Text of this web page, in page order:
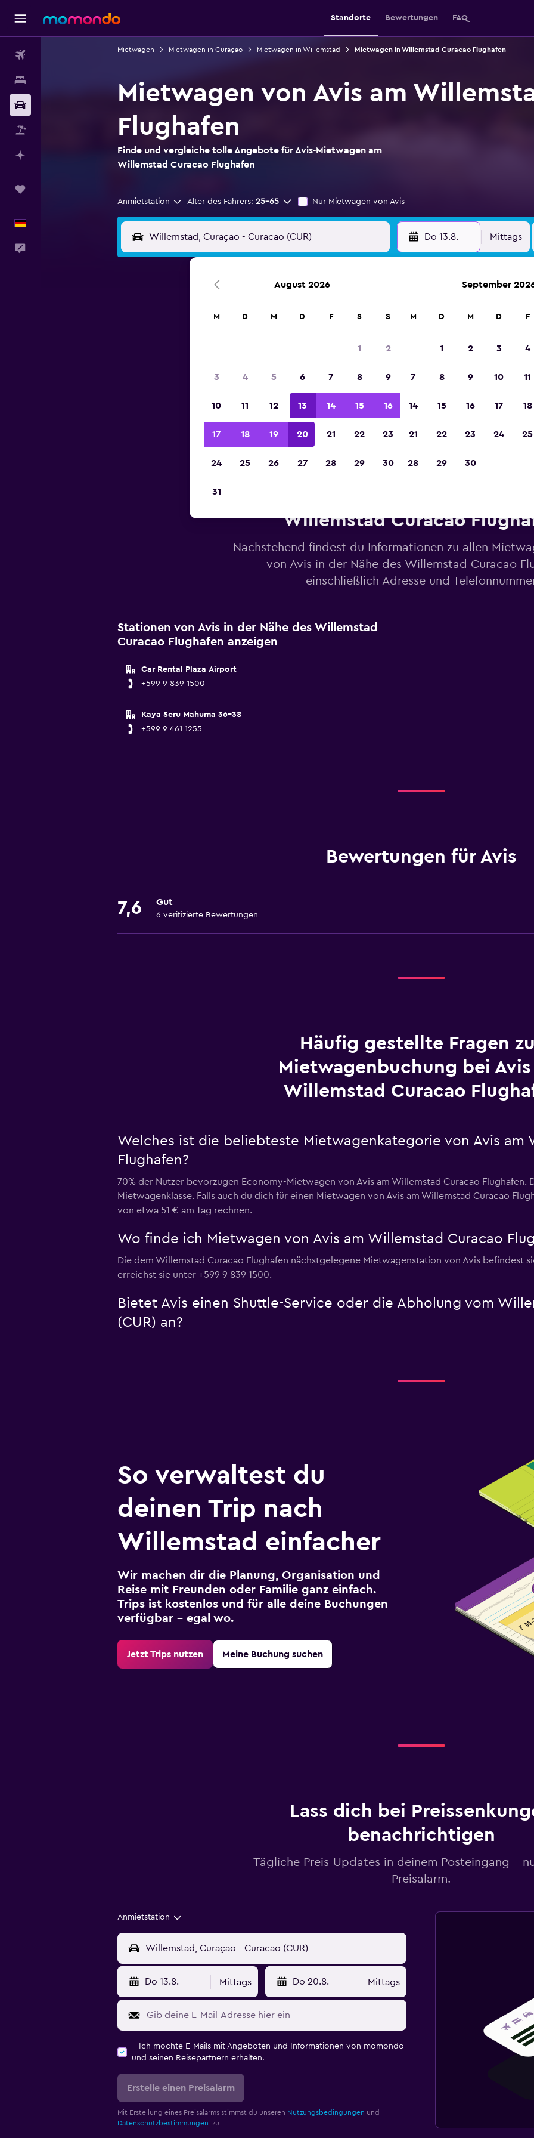
Standorte Bewertungen FAQ
Mietwagen Mietwagen in Curaçao Mietwagen in Willemstad Mietwagen in Willemstad Curacao Flughafen
Mietwagen von Avis am
Flughafen
Finde und vergleiche tolle Angebote für Avis-Mietwagen am
Willemstad Curacao Flughafen
Anmietstation Alter des Fahrers: 25-65 Nur Mietwagen von Avis
Do 13.8. Mittags
Sieger 2023 gekürt
Willemstad Curacao
Nachstehend findest du Informationen zu allen
von Avis in der Nähe des Willemstad Curacao
einschließlich Adresse und
Stationen von Avis in der Nähe des Willemstad
Curacao Flughafen anzeigen
Car Rental Plaza Airport
+599 9 839 1500
Kaya Seru Mahuma 36-38
+599 9 461 1255
Bewertungen für Avis
7,6 Gut
6 verifizierte Bewertungen
Häufig gestellte Fragen
Mietwagenbuchung bei Avis
Willemstad Curacao
Welches ist die beliebteste Mietwagenkategorie von Avis am
Flughafen?
70% der Nutzer bevorzugen Economy-Mietwagen von Avis am Willemstad Curacao Flughafen.
Mietwagenklasse. Falls auch du dich für einen Mietwagen von Avis am Willemstad Curacao
von etwa 51 € am Tag rechnen.
Wo finde ich Mietwagen von Avis am Willemstad Curacao
Die dem Willemstad Curacao Flughafen nächstgelegene Mietwagenstation von Avis befindest
erreichst sie unter +599 9 839 1500.
Bietet Avis einen Shuttle-Service oder die Abholung vom
(CUR) an?
So verwaltest du
deinen Trip nach
Willemstad einfacher
Wir machen dir die Planung, Organisation und
Reise mit Freunden oder Familie ganz einfach.
Trips ist kostenlos und für alle deine Buchungen
verfügbar – egal wo.
Jetzt Trips nutzen Meine Buchung suchen
Lass dich bei
benachrichtigen
Tägliche Preis-Updates in deinem Posteingang –
Preisalarm.
Anmietstation
Do 13.8. Mittags Do 20.8. Mittags
Ich möchte E-Mails mit Angeboten und Informationen von momondo
und seinen Reisepartnern erhalten.
Erstelle einen Preisalarm
Mit Erstellung eines Preisalarms stimmst du unseren Nutzungsbedingungen und
Datenschutzbestimmungen.zu
August 2026
M D M D F S S
1 2
3 4 5 6 7 8 9
10 11 12 13 14 15 16
17 18 19 20 21 22 23
24 25 26 27 28 29 30
31
September
M D M D F
1 2 3 4
7 8 9 10 11
14 15 16 17 18
21 22 23 24 25
28 29 30